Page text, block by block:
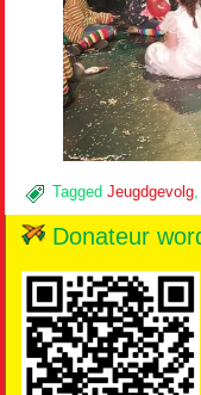
Tagged Jeugdgevolg
Donateur